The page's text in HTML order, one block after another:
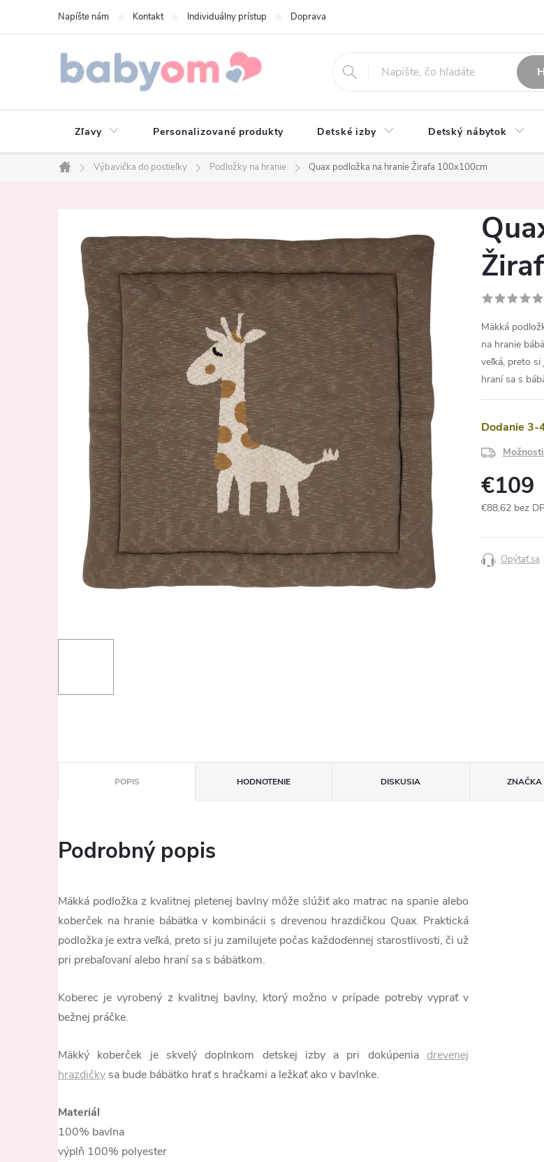
Napíšte nám Kontakt Individuálny prístup Doprava
Zľavy Personalizované produkty Detské izby Detský nábytok
Domov
Výbavička do postieľky Podložky na hranie Quax podložka na hranie Žirafa 100x100cm
Mäkká
na hranie
veľká, preto
hraní sa s
Dodanie 3-
€109
€88,62 bez
cena:
Opýtať sa
POPIS HODNOTENIE DISKUSIA ZNAČKA
Podrobný popis
Mäkká podložka z kvalitnej pletenej bavlny môže slúžiť ako matrac na spanie alebo
koberček na hranie bábätka v kombinácii s drevenou hrazdičkou Quax. Praktická
podložka je extra veľká, preto si ju zamilujete počas každodennej starostlivosti, či už
pri prebaľovaní alebo hraní sa s bábätkom.
Koberec je vyrobený z kvalitnej bavlny, ktorý možno v prípade potreby vyprať v
bežnej práčke.
Mäkký koberček je skvelý doplnkom detskej izby a pri dokúpenia drevenej
hrazdičky sa bude bábätko hrať s hračkami a ležkať ako v bavlnke.
Materiál
100% bavlna
výplň 100% polyester